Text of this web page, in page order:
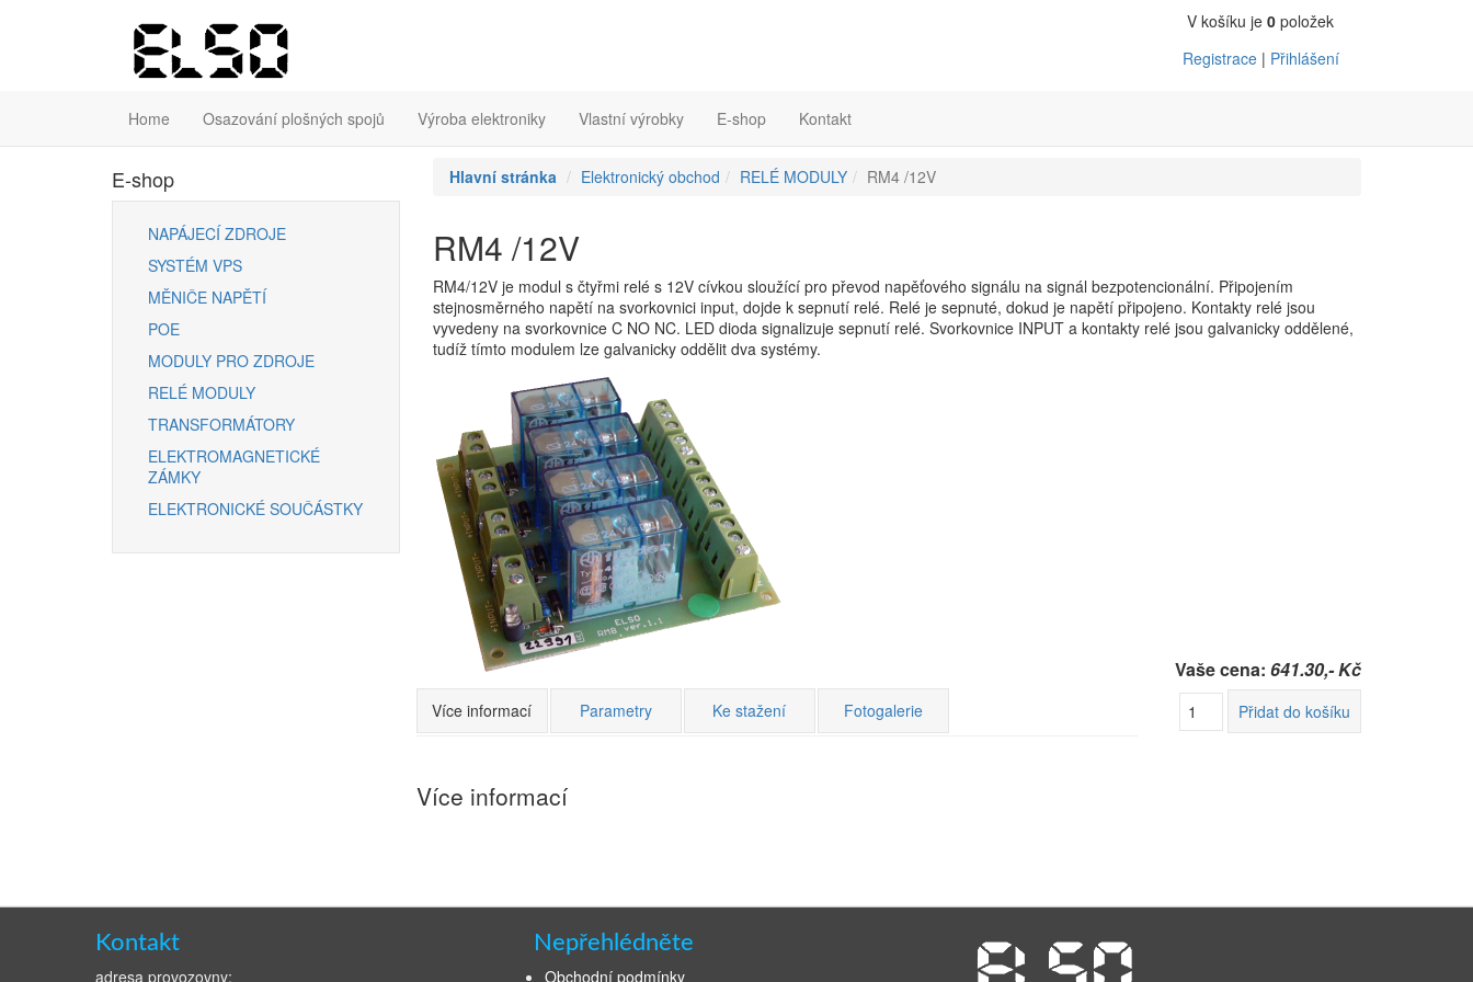
V košíku je 0položek
Registrace | Přihlášení
Home Osazování plošných spojů Výroba elektroniky Vlastní výrobky E-shop Kontakt
E-shop
NAPÁJECÍ ZDROJE
SYSTÉM VPS
MĚNIČE NAPĚTÍ
POE
MODULY PRO ZDROJE
RELÉ MODULY
TRANSFORMÁTORY
ELEKTROMAGNETICKÉ
ZÁMKY
ELEKTRONICKÉ SOUČÁSTKY
Hlavní stránka Elektronický obchod RELÉ MODULY RM4 /12V
RM4 /12V
RM4/12V je modul s čtyřmi relé s 12V cívkou sloužící pro převod napěťového signálu na signál bezpotencionální. Připojením
stejnosměrného napětí na svorkovnici input, dojde k sepnutí relé. Relé je sepnuté, dokud je napětí připojeno. Kontakty relé jsou
vyvedeny na svorkovnice C NO NC. LED dioda signalizuje sepnutí relé. Svorkovnice INPUT a kontakty relé jsou galvanicky oddělené,
tudíž tímto modulem lze galvanicky oddělit dva systémy.
Vaše cena: 641.30,- Kč
Přidat do košíku
Více informací Parametry Ke stažení Fotogalerie
Více informací
Kontakt
adresa provozovny:
Nepřehlédněte
Obchodní podmínky